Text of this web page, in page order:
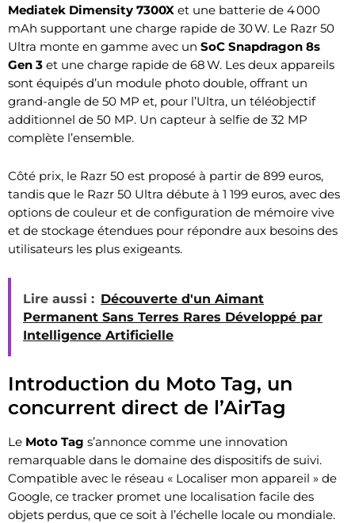
Mediatek Dimensity 7300X et une batterie de 4 000
mAh supportant une charge rapide de 30 W. Le Razr 50
Ultra monte en gamme avec un SoC Snapdragon 8s
Gen 3 et une charge rapide de 68 W. Les deux appareils
sont équipés d’un module photo double, offrant un
grand-angle de 50 MP et, pour l’Ultra, un téléobjectif
additionnel de 50 MP. Un capteur à selfie de 32 MP
complète l’ensemble.
Côté prix, le Razr 50 est proposé à partir de 899 euros,
tandis que le Razr 50 Ultra débute à 1 199 euros, avec des
options de couleur et de configuration de mémoire vive
et de stockage étendues pour répondre aux besoins des
utilisateurs les plus exigeants.
Lire aussi : Découverte d'un Aimant
Permanent Sans Terres Rares Développé par
Intelligence Artificielle
Introduction du Moto Tag, un
concurrent direct de l’AirTag
Le Moto Tag s’annonce comme une innovation
remarquable dans le domaine des dispositifs de suivi.
Compatible avec le réseau « Localiser mon appareil » de
Google, ce tracker promet une localisation facile des
objets perdus, que ce soit à l’échelle locale ou mondiale.